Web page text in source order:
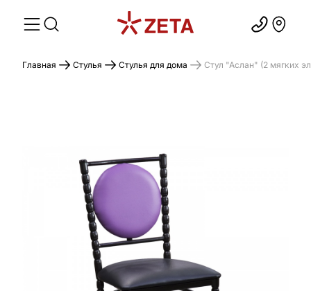
Главная Стулья Стулья для дома Стул "Аслан" (2 мягких